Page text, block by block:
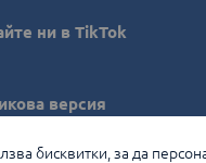
ни в TikTok
версия
бисквитки, за да